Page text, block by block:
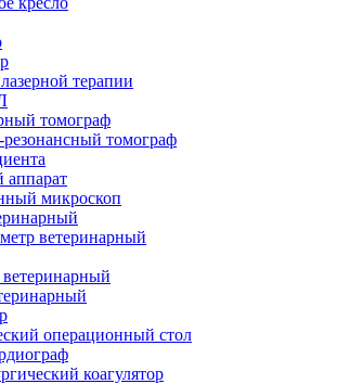
терапии
томограф
томограф
аппарат
микроскоп
ветеринарный
операционный стол
коагулятор